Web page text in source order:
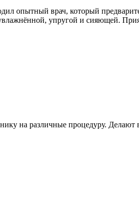
опытный врач, который
упругой и сияющей.
на различные процедуру.